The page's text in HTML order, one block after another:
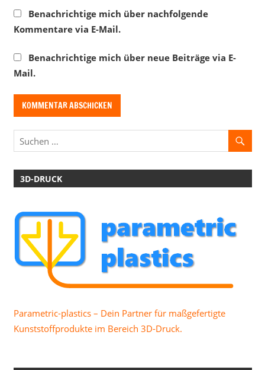
Benachrichtige mich über nachfolgende
Kommentare via E-Mail.
Benachrichtige mich über neue Beiträge via E-
Mail.
3D-DRUCK
Parametric-plastics – Dein Partner für maßgefertigte
Kunststoffprodukte im Bereich 3D-Druck.